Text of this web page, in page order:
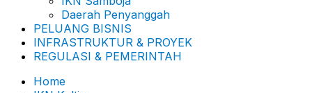
Daerah Penyanggah
PELUANG BISNIS
INFRASTRUKTUR & PROYEK
REGULASI & PEMERINTAH
Home